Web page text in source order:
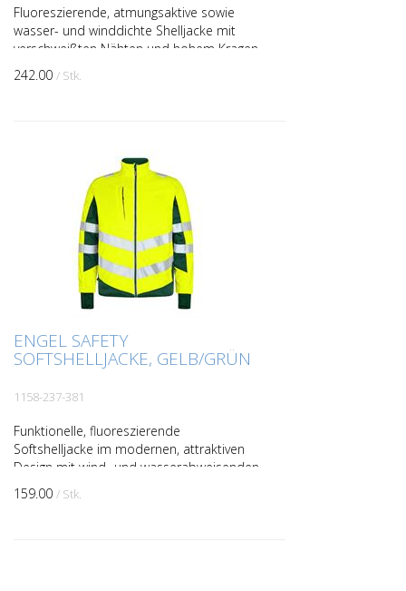
Fluoreszierende, atmungsaktive sowie
wasser- und winddichte Shelljacke mit
verschweißten Nähten und hohem Kragen
im modernen Design. Doppelte
Knopfleiste mit Reißverschlu...
242.00 / Stk.
ENGEL SAFETY
SOFTSHELLJACKE, GELB/GRÜN
1158-237-381
Funktionelle, fluoreszierende
Softshelljacke im modernen, attraktiven
Design mit wind- und wasserabweisenden
Eigenschaften. Die Jacke ist innen und am
Kragen mit Fleece g...
159.00 / Stk.